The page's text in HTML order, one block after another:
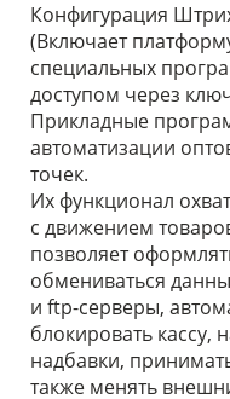
Конфигурация
(Включает
специальных
доступом через
Прикладные
автоматизации
точек.
Их функционал
с движением
позволяет
обмениваться
и ftp-серверы,
блокировать кассу,
надбавки,
также менять